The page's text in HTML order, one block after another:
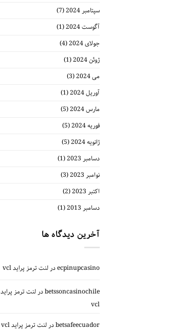
سپتامبر 2024
(7)
آگوست 2024
(1)
جولای 2024
(4)
ژوئن 2024
(1)
می 2024
(3)
آوریل 2024
(1)
مارس 2024
(5)
فوریه 2024
(5)
ژانویه 2024
(5)
دسامبر 2023
(1)
نوامبر 2023
(3)
اکتبر 2023
(2)
دسامبر 2013
(1)
آخرین دیدگاه ها
ecpinupcasinoدرلنت ترمز پراید vcl
betssoncasinochileدرلنت ترمز پراید
vcl
betsafeecuadorدرلنت ترمز پراید vcl